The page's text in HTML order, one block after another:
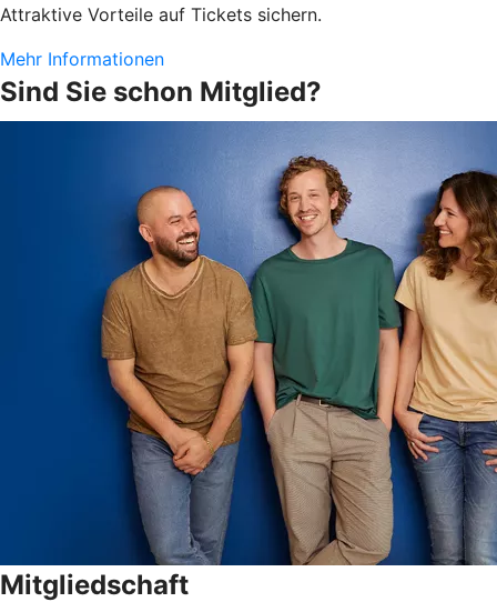
Attraktive Vorteile auf Tickets sichern.
Mehr Informationen
Sind Sie schon Mitglied?
Mitgliedschaft